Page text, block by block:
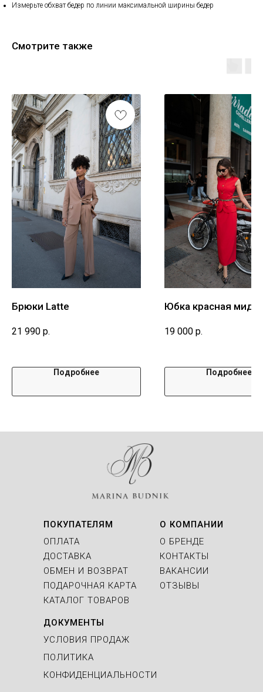
Измерьте обхват бедер по линии максимальной ширины бедер
Смотрите также
Брюки Latte
21 990 р.
Подробнее
Юбка красная миди
19 000 р.
Подробнее
ОТЗЫВЫ
О КОМПАНИИ
О БРЕНДЕ
КОНТАКТЫ
ВАКАНСИИ
УСЛОВИЯ ПРОДАЖ
ПОЛИТИКА
КОНФИДЕНЦИАЛЬНОСТИ
ДОКУМЕНТЫ
ПОДАРОЧНАЯ КАРТА
ПОКУПАТЕЛЯМ
ОПЛАТА
ДОСТАВКА
ОБМЕН И ВОЗВРАТ
КАТАЛОГ ТОВАРОВ